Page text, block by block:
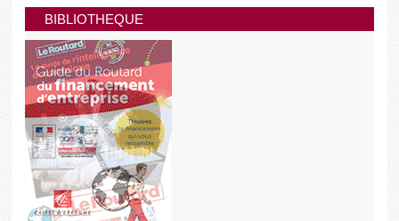
BIBLIOTHEQUE